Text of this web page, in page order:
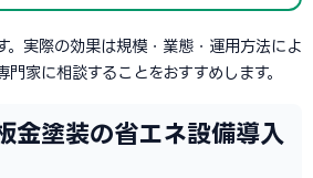
。実際の効果は規模・業態・運用方法によ
門家に相談することをおすすめします。
金塗装の省エネ設備導入